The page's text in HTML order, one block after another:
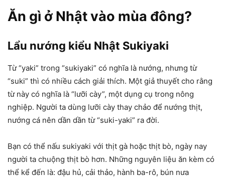
Ăn gì ở Nhật vào mùa đông?
Lẩu nướng kiểu Nhật Sukiyaki
Từ “yaki” trong “sukiyaki” có nghĩa là nướng, nhưng từ
“suki” thì có nhiều cách giải thích. Một giả thuyết cho rằng
từ này có nghĩa là “lưỡi cày”, một dụng cụ trong nông
nghiệp. Người ta dùng lưỡi cày thay chảo để nướng thịt,
nướng cá nên dần dần từ “suki-yaki” ra đời.
Bạn có thể nấu sukiyaki với thịt gà hoặc thịt bò, ngày nay
người ta chuộng thịt bò hơn. Những nguyên liệu ăn kèm có
thể kể đến là: đậu hủ, cải thảo, hành ba-rô, bún nưa